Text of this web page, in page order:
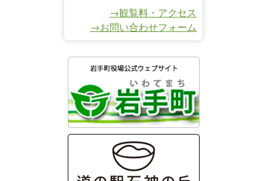
→観覧料・アクセス
→お問い合わせフォーム